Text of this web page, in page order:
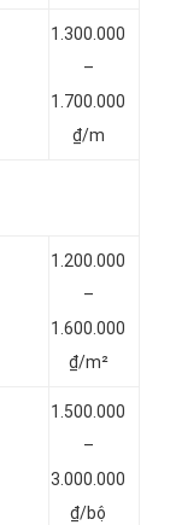
1.300.000
–
1.700.000
₫/m
1.200.000
–
1.600.000
₫/m²
1.500.000
–
3.000.000
₫/bộ